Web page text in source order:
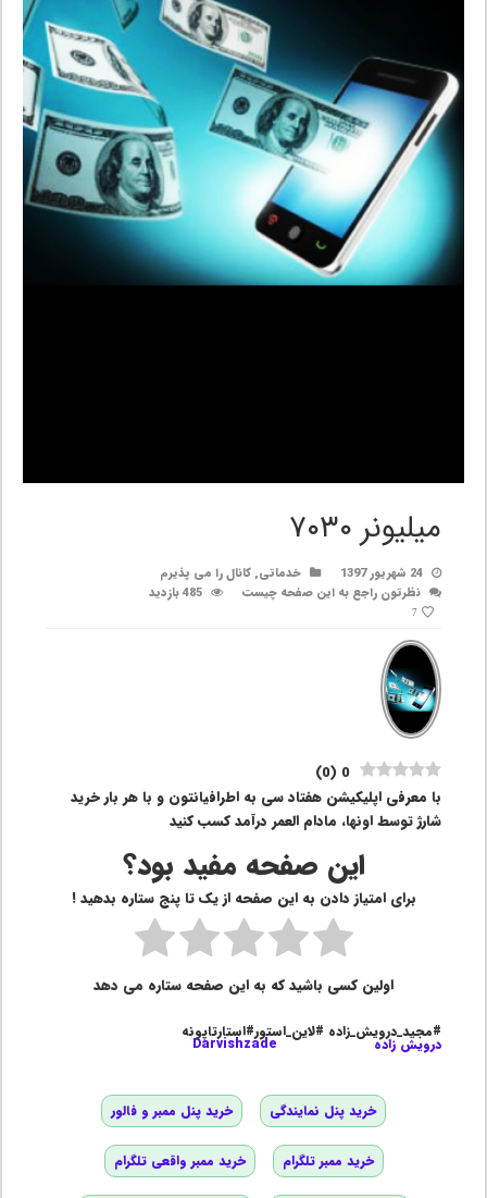
میلیونر ۷۰۳۰
24 شهریور 1397 خدماتی,کانال را می پذیرم
نظرتون راجع به این صفحه چیست
485 بازدید
7
0
(
0
)
با معرفی اپلیکیشن هفتاد سی به اطرافیانتون و با هر بار خرید
شارژ توسط اونها، مادام العمر درآمد کسب کنید
این صفحه مفید بود؟
برای امتیاز دادن به این صفحه از یک تا پنج ستاره بدهید !
اولین کسی باشید که به این صفحه ستاره می دهد
#مجید_درویش_زاده #لاین_استور#استارتاپونه
درویش زاده Darvishzade
خرید پنل نمایندگی خرید پنل ممبر و فالور
خرید ممبر تلگرام خرید ممبر واقعی تلگرام